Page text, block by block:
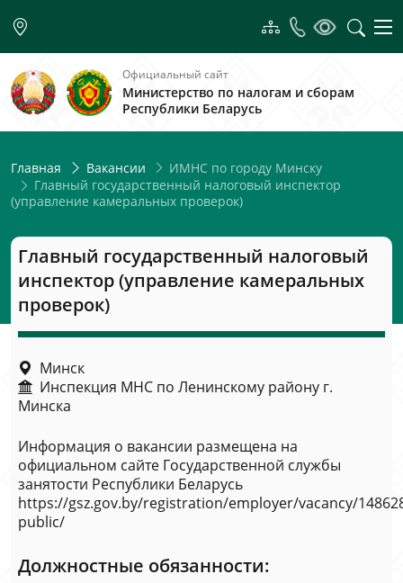
Официальный сайт
Министерство по налогам и сборам
Республики Беларусь
Главная Вакансии
ИМНС по городу Минску
Главный государственный налоговый инспектор
(управление камеральных проверок)
Главный государственный налоговый
инспектор (управление камеральных
проверок)
Минск
Инспекция МНС по Ленинскому району г.
Минска
Информация о вакансии размещена на
официальном сайте Государственной службы
занятости Республики Беларусь
https://gsz.gov.by/registration/employer/vacancy/
public/
Должностные обязанности: